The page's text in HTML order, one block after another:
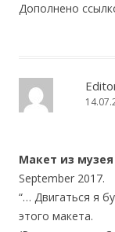
Дополнено
Макет из
September 2017.
“… Двигаться я
этого макета.